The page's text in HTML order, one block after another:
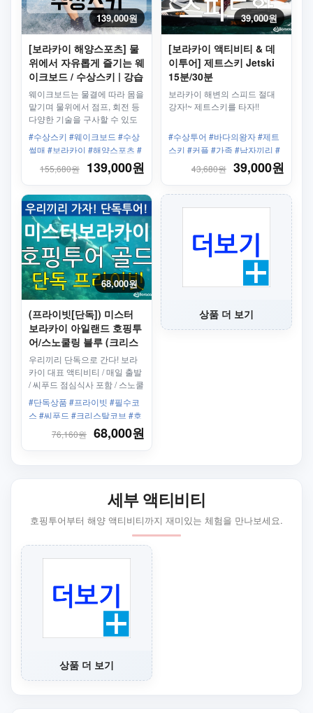
139,000원
[보라카이 해양스포츠] 물
위에서 자유롭게 즐기는 웨
이크보드 / 수상스키 | 강습
+체험
웨이크보드는 물결에 따라 몸을
맡기며 물위에서 점프, 회전 등
다양한 기술을 구사할 수 있도
록 착안된 스포츠
#수상스키 #웨이크보드 #수상
썰매 #보라카이 #해양스포츠 #
155,680원 139,000원
39,000원
[보라카이 액티비티 & 데
이투어] 제트스키 Jetski
15분/30분
보라카이 해변의 스피드 절대
강자!~ 제트스키를 타자!!
#수상투어 #바다의왕자 #제트
스키 #커플 #가족 #남자끼리 #
왕복픽업샌딩 #30분
43,680원 39,000원
68,000원
(프라이빗[단독]) 미스터
보라카이 아일랜드 호핑투
어/스노쿨링 블루 (크리스
탈 코브 방문, 씨푸드 점심
포함)
우리끼리 단독으로 간다! 보라
카이 대표 액티비티 / 매일 출발
/ 씨푸드 점심식사 포함 / 스노쿨
링
#단독상품 #프라이빗 #필수코
스 #씨푸드 #크리스탈코브 #호
핑투어 #블루 #씨푸드 BBQ 중
식포함 #스노클링 #매일 출발 #
76,160원 68,000원
상품 더 보기
세부 액티비티
호핑투어부터 해양 액티비티까지 재미있는 체험을 만나보세요.
상품 더 보기